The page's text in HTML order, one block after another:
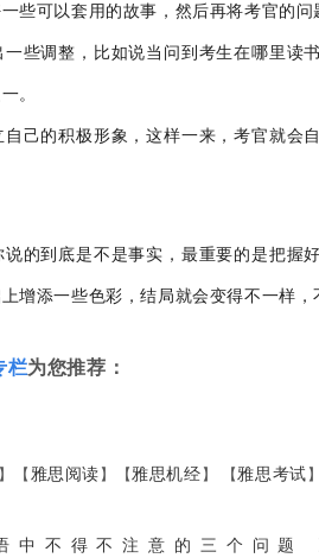
些可以套用的故事，然后再将考官的问
些调整，比如说当问到考生在哪里读
。
己的积极形象，这样一来，考官就会
的到底是不是事实，最重要的是把握
增添一些色彩，结局就会变得不一样，
栏为您推荐：
】【 雅思阅读 】【雅思机经 】 【雅思考试 】
语中不得不注意的三个问题